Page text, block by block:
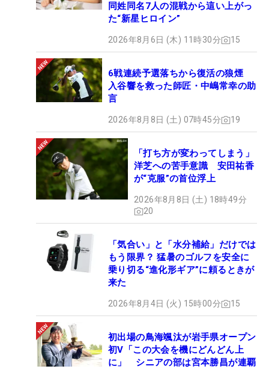
同姓同名7人の混戦から這い上がっ
た“新星ヒロイン”
2026年8月6日 (木) 11時30分 15
6戦連続予選落ちから復活の狼煙
入谷響を救った師匠・中嶋常幸の助
言
2026年8月8日 (土) 07時45分 19
「打ち方が変わってしまう」
洋芝への苦手意識 安田祐香
が“克服”の首位浮上
2026年8月8日 (土) 18時49分
20
「気合い」と「水分補給」だけでは
もう限界？ 猛暑のゴルフを安全に
乗り切る“進化形ギア”に頼るときが
来た
2026年8月4日 (火) 15時00分 15
初出場の鳥海颯汰が岩手県オープン
初V「この大会を機にどんどん上
に」 シニアの部は宮本勝昌が連覇